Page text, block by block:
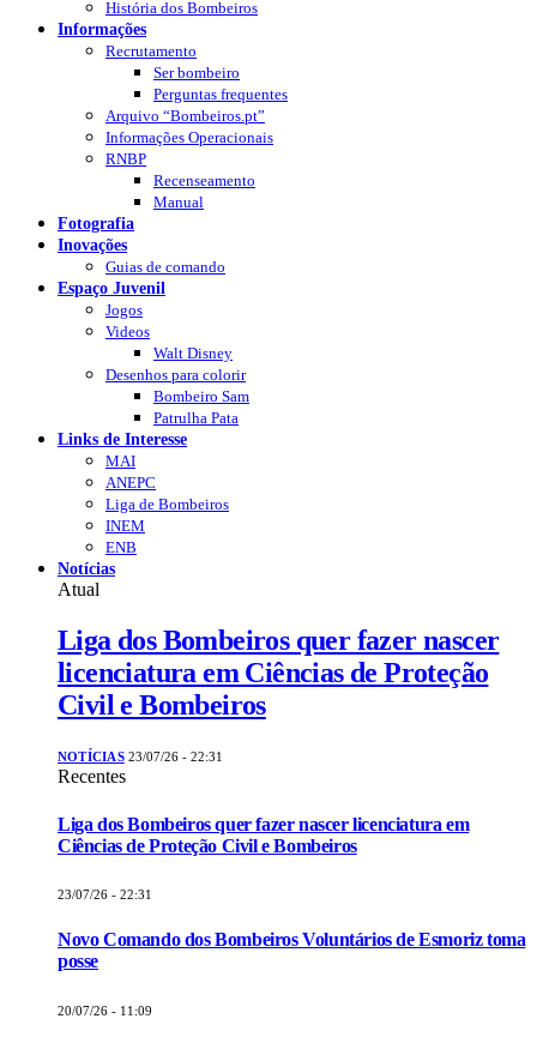
História dos Bombeiros
Informações
Recrutamento
Ser bombeiro
Perguntas frequentes
Arquivo “Bombeiros.pt”
Informações Operacionais
RNBP
Recenseamento
Manual
Fotografia
Inovações
Guias de comando
Espaço Juvenil
Jogos
Videos
Walt Disney
Desenhos para colorir
Bombeiro Sam
Patrulha Pata
Links de Interesse
MAI
ANEPC
Liga de Bombeiros
INEM
ENB
Notícias
Atual
Liga dos Bombeiros quer fazer nascer
licenciatura em Ciências de Proteção
Civil e Bombeiros
NOTÍCIAS 23/07/26 - 22:31
Recentes
Liga dos Bombeiros quer fazer nascer licenciatura em
Ciências de Proteção Civil e Bombeiros
23/07/26 - 22:31
Novo Comando dos Bombeiros Voluntários de Esmoriz toma
posse
20/07/26 - 11:09